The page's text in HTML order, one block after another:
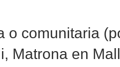
o comunitaria
Matrona en